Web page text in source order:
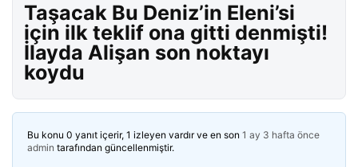
Taşacak Bu Deniz’in Eleni’si
için ilk teklif ona gitti denmişti!
İlayda Alişan son noktayı
koydu
Bu konu 0 yanıt içerir, 1 izleyen vardır ve en son 1 ay 3 hafta önce
admin tarafından güncellenmiştir.